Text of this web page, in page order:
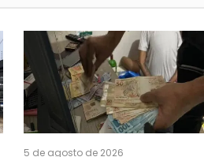
do
WhatsApp?
5 de agosto de 2026